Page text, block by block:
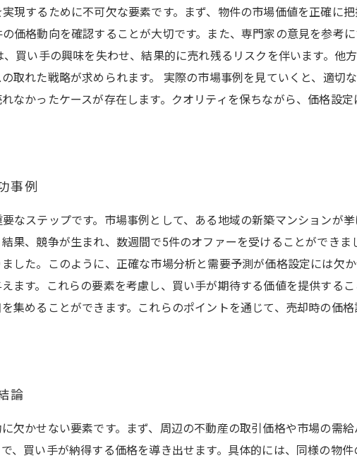
現するために不可欠な要素です。まず、物件の市場価値を正確に
価格動向を確認することが大切です。また、専門家の意見を参考
買い手の興味を失わせ、結果的に売れ残るリスクを伴います。他
取れた戦略が求められます。 実際の市場事例を見ていくと、適切
なかったケースが存在します。クオリティを保ちながら、価格設
事例
なステップです。市場事例として、ある地域の新築マンションが
果、競争が生まれ、数週間で5件のオファーを受けることができ
した。このように、正確な市場分析と需要予測が価格設定には欠
ます。これらの要素を考慮し、買い手が期待する価値を提供する
集めることができます。これらのポイントを通じて、売却時の価
論
欠かせない要素です。まず、周辺の不動産の取引価格や市場の需
、買い手が納得する価格を導き出せます。具体的には、同様の物